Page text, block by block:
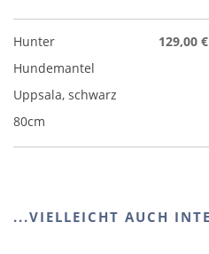
Hunter
Hundemantel
Uppsala, schwarz
80cm
129,00 €
...VIELLEICHT AUCH